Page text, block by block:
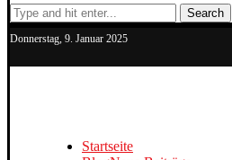
Search
Donnerstag, 9. Januar 2025
Startseite